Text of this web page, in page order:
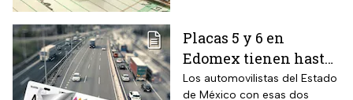
Placas 5 y 6 en
Edomex tienen hasta
el 31 de agosto 2026
Los automovilistas del Estado
de México con esas dos